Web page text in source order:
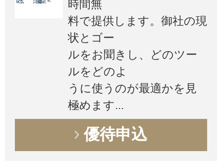
時間無
料で提供します。御社の現
状とゴー
ルをお聞きし、どのツー
ルをどのよ
うに使うのが最適かを見
極めます...
優待申込